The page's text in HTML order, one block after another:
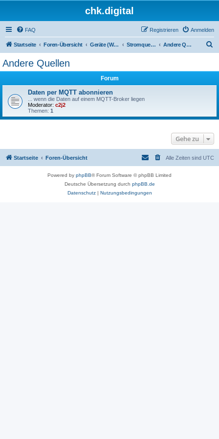
chk.digital
FAQ Anmelden
Registrieren
Startseite Foren-Übersicht Geräte (Wallboxen, Stromquellen, Autos) Stromquellen (PV, Speichersysteme, Smartmeter, Leseköpfe, ...) Andere Quellen
Andere Quellen
Forum
Daten per MQTT abonnieren
... wenn die Daten auf einem MQTT-Broker liegen
Moderator: c2j2
Themen: 1
Gehe zu
Startseite Foren-Übersicht Alle Zeiten sind UTC
Powered by phpBB® Forum Software © phpBB Limited
Deutsche Übersetzung durch phpBB.de
Datenschutz| Nutzungsbedingungen